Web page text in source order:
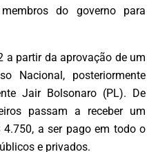
do governo para
a partir da aprovação de um
Nacional, posteriormente
Jair Bolsonaro (PL). De
passam a receber um
a ser pago em todo o
e privados.